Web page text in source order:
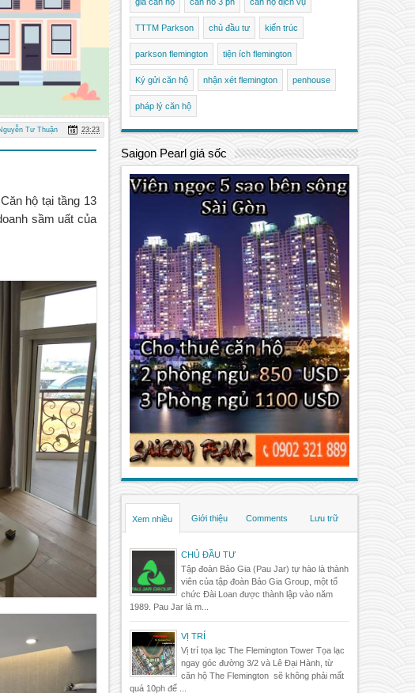
Tư Thuận 23:23
hộ tại tầng 13
sầm uất của
TTTM Parkson chủ đầu tư kiến trúc
parkson flemington tiện ích flemington
Ký gửi căn hộ nhận xét flemington penhouse
pháp lý căn hộ
Saigon Pearl giá sốc
Xem nhiều Giới thiệu Comments Lưu trữ
CHỦ ĐẦU TƯ
Tập đoàn Bảo Gia (Pau Jar) tự hào là thành
viên của tập đoàn Bảo Gia Group, một tổ
chức Đài Loan được thành lập vào năm
1989. Pau Jar là m...
VỊ TRÍ
Vị trí tọa lạc The Flemington Tower Tọa lạc
ngay góc đường 3/2 và Lê Đại Hành, từ
căn hộ The Flemington sẽ không phải mất
quá 10ph để ...